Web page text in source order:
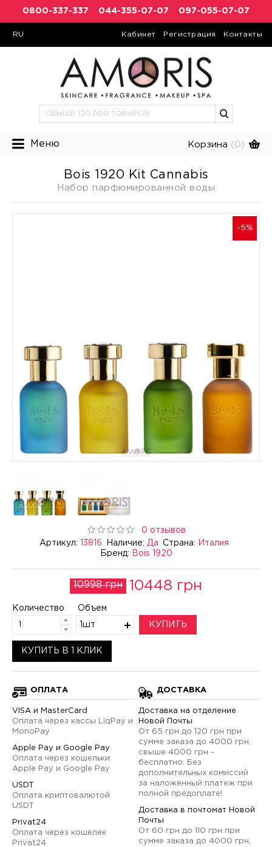
0800-337-337 044-355-07-07 097-055-07-07
RU Кабинет Регистрация Контакты
Меню Корзина (0)
Bois 1920 Kit Cannabis
Набор парфюмированной воды
-5%
Артикул: 13816 Наличие: Да Страна:
Италия
Бренд:
Bois 1920
0 отзывов
10998 грн 10448 грн
Количество Объем
1шт КУПИТЬ
КУПИТЬ В 1 КЛИК
ОПЛАТА
VISA и MasterCard
Оплата через кассы LiqPay и
MonoPay
Apple Pay и Google Pay
Оплата через кошельки
Apple Pay и Google Pay
USDT
Оплата криптовалютой
USDT
Privat24
Оплата через кошелек
Privat24
ДОСТАВКА
Доставка на отделение
Новой Почты
От 65 грн до 120 грн при
сумме заказа до 4000 грн,
свыше 4000 грн -
бесплатно. Без
дополнительных комиссий
за наложенный платеж при
полной предоплате!
Доставка в почтомат Новой
Почты
От 60 грн до 110 грн при
сумме заказа до 4000 грн,